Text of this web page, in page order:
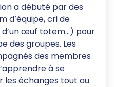
a débuté par des
d’équipe, cri de
œuf totem…) pour
des groupes. Les
des membres
à se
échanges tout au